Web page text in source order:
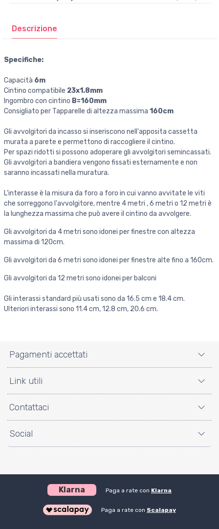
Descrizione
Specifiche:
Capacità 6m
Cintino compatibile 23x1.8mm
Ingombro con cintino B=160mm
Consigliato per Tapparelle di altezza massima 160cm
Gli avvolgitori da incasso si inseriscono nell'apposita cassetta
murata a parete e permettono di raccogliere il cintino.
Per spazi ridotti si possono adoperare gli avvolgitori semincassati.
Gli avvolgitori a bandiera vengono fissati esternamente e non
saranno incassati nella muratura.
L'interasse è la misura da foro a foro in cui vanno avvitate le viti
che sorreggono l'avvolgitore, mentre 4 metri , 6 metri o 12 metri è
la lunghezza massima che può avere il cintino da avvolgere.
Gli avvolgitori da 4 metri sono idonei per finestre con altezza
massima di 120cm.
Gli avvolgitori da 6 metri sono idonei per finestre alte fino a 160cm.
Gli avvolgitori da 12 metri sono idonei per balconi
Gli interassi standard più usati sono da 16.5 cm e 18.4 cm.
Ulteriori interassi sono 11.4 cm, 12.8 cm, 20.6 cm.
Pagamenti accettati
Link utili
Contattaci
Social
Klarna Paga a rate con Klarna
Paga a rate con Scalapay